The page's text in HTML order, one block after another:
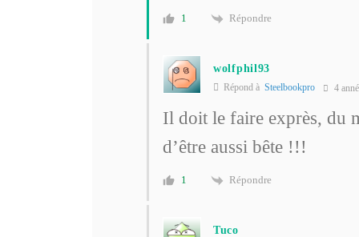
1 Répondre
wolfphil93
Répond à Steelbookpro 4
Il doit le faire exprès, du
d’être aussi bête !!!
1 Répondre
Tuco